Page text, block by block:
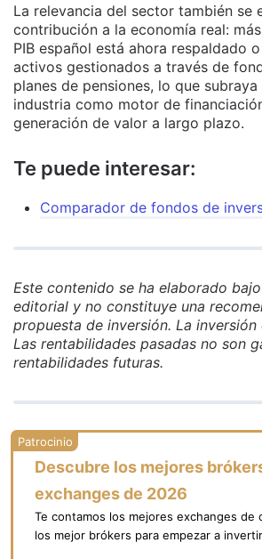
La relevancia del sector también se
contribución a la economía real:
PIB español está ahora respaldado
activos gestionados a través de
planes de pensiones, lo que
industria como motor de
generación de valor a largo plazo.
Te puede interesar:
Comparador de fondos de
Este contenido se ha elaborado
editorial y no constituye una
propuesta de inversión. La inversión
Las rentabilidades pasadas no son
rentabilidades futuras.
Descubre los mejores
exchanges de 2026
Te contamos los mejores exchanges de
los mejor brókers para empezar a